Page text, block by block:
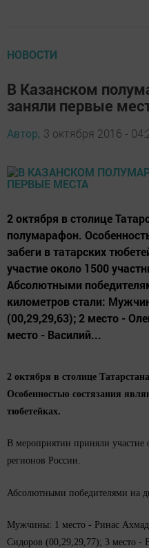
НОВОСТИ
В Казанском
заняли первые
Автор, 3 октября 2016 -
2 октября в столице
полумарафон.
забеги в татарских
участие около 1500
Абсолютными
километров стали:
(00,29,29,63); 2 место -
место - Василий...
2 октября в столице
Особенностью состязания
тюбетейках.
В мероприятии приняли участие
регионов России.
Абсолютными победителями на
Мужчины: 1 место - Ринас
Сидоров (00,29,29,77); 3 место -